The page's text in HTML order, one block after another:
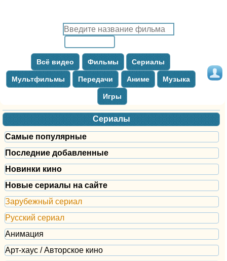
Всё видео Фильмы Сериалы
Мультфильмы Передачи Аниме Музыка
Игры
Сериалы
Самые популярные
Последние добавленные
Новинки кино
Новые сериалы на сайте
Зарубежный сериал
Русский сериал
Анимация
Арт-хаус / Авторское кино